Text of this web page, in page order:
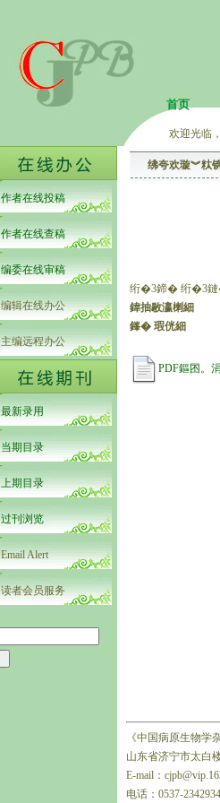
首页
欢迎光临
作者在线投稿
作者在线查稿
编委在线审稿
编辑在线办公
主编远程办公
最新录用
当期目录
上期目录
过刊浏览
Email Alert
读者会员服务
绋夸欢璇︾粏
绗�3鍗� 绗�3
鍏抽敭瀛楋細
鎽� 瑕侊細
PDF鏂囨。
《中国病原生物学
山东省济宁市太白
E-mail：
电话：0537-